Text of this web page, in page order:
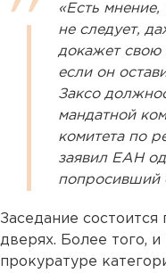
«Есть
не следует,
докажет свою
если он
Заксо
мандатной
комитета по
заявил ЕАН
попросивший
Заседание
дверях. Более того,
прокуратуре